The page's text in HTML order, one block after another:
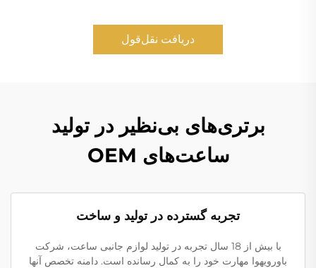
دریافت نقل‌قول
برتری‌های بی‌نظیر در تولید
ساعت‌های OEM
تجربه گسترده در تولید و ساخت
با بیش از 18 سال تجربه در تولید لوازم جانبی ساعت، شرکت
باورویهوا مهارت خود را به کمال رسانده است. دامنه تخصص آنها